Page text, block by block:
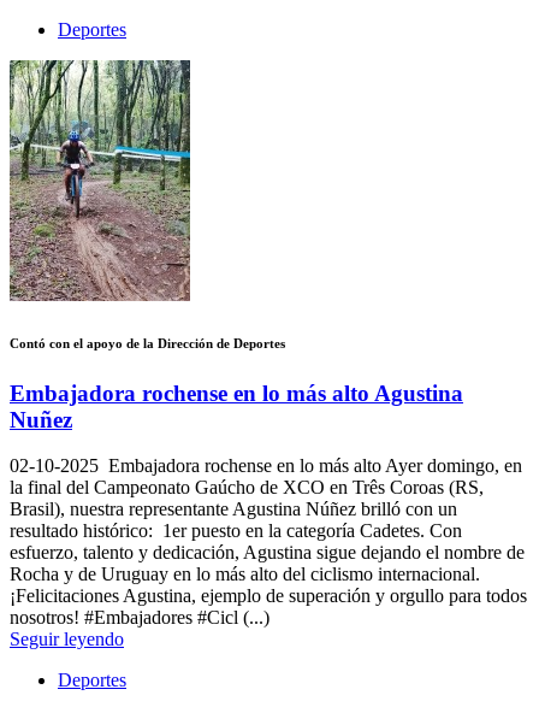
Deportes
Contó con el apoyo de la Dirección de Deportes
Embajadora rochense en lo más alto Agustina
Nuñez
02-10-2025 Embajadora rochense en lo más alto Ayer domingo, en
la final del Campeonato Gaúcho de XCO en Três Coroas (RS,
Brasil), nuestra representante Agustina Núñez brilló con un
resultado histórico: 1er puesto en la categoría Cadetes. Con
esfuerzo, talento y dedicación, Agustina sigue dejando el nombre de
Rocha y de Uruguay en lo más alto del ciclismo internacional.
¡Felicitaciones Agustina, ejemplo de superación y orgullo para todos
nosotros! #Embajadores #Cicl (...)
Seguir leyendo
Deportes